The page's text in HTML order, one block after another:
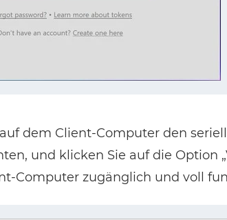
dem Client-Computer den
und klicken Sie auf die Option
Computer zugänglich und voll